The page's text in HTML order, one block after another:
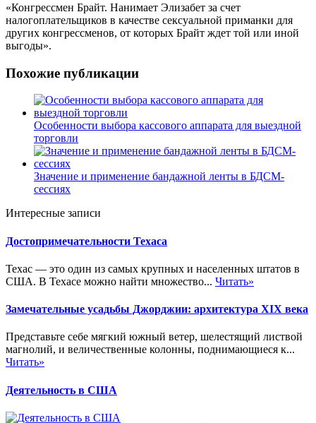
«Конгрессмен Брайт. Нанимает Элизабет за счет
налогоплательщиков в качестве сексуальной приманки для
других конгрессменов, от которых Брайт ждет той или иной
выгоды».
Похожие публикации
Особенности выбора кассового аппарата для выездной
торговли
Значение и применение бандажной ленты в БДСМ-
сессиях
Интересные записи
Достопримечательности Техаса
Техас — это один из самых крупных и населенных штатов в
США. В Техасе можно найти множество... Читать»
Замечательные усадьбы Джорджии: архитектура XIX века
Представьте себе мягкий южный ветер, шелестящий листвой
магнолий, и величественные колонны, поднимающиеся к...
Читать»
Деятельность в США